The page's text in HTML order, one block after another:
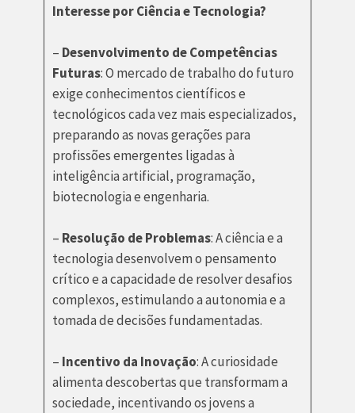
Interesse por Ciência e Tecnologia?
– Desenvolvimento de Competências
Futuras: O mercado de trabalho do futuro
exige conhecimentos científicos e
tecnológicos cada vez mais especializados,
preparando as novas gerações para
profissões emergentes ligadas à
inteligência artificial, programação,
biotecnologia e engenharia.
– Resolução de Problemas: A ciência e a
tecnologia desenvolvem o pensamento
crítico e a capacidade de resolver desafios
complexos, estimulando a autonomia e a
tomada de decisões fundamentadas.
– Incentivo da Inovação: A curiosidade
alimenta descobertas que transformam a
sociedade, incentivando os jovens a